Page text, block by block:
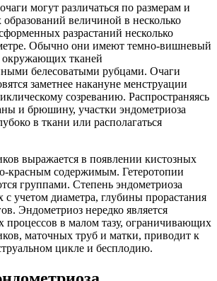
могут различаться по размерам и
величиной в несколько
разрастаний несколько
Обычно они имеют темно-вишневый
окружающих тканей
белесоватыми рубцами. Очаги
заметнее накануне менструации
созреванию. Распространяясь
и брюшину, участки эндометриоза
в ткани или располагаться
выражается в появлении кистозных
красным содержимым. Гетеротопии
группами. Степень эндометриоза
с учетом диаметра, глубины прорастания
Эндометриоз нередко является
процессов в малом тазу, ограничивающих
маточных труб и матки, приводит к
цикле и бесплодию.